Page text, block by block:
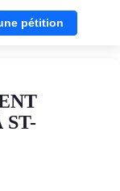
pétition
ST-